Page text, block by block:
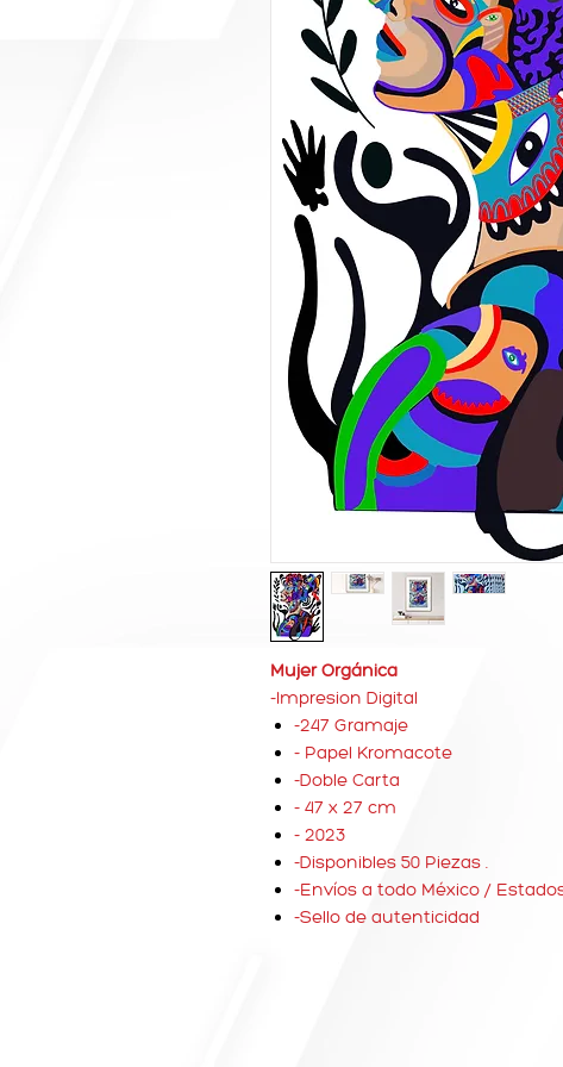
Mujer Orgánica
-Impresion Digital
-247 Gramaje
- Papel Kromacote
-Doble Carta
- 47 x 27 cm
- 2023
-Disponibles 50 Piezas .
-Envíos a todo México /
-Sello de autenticidad